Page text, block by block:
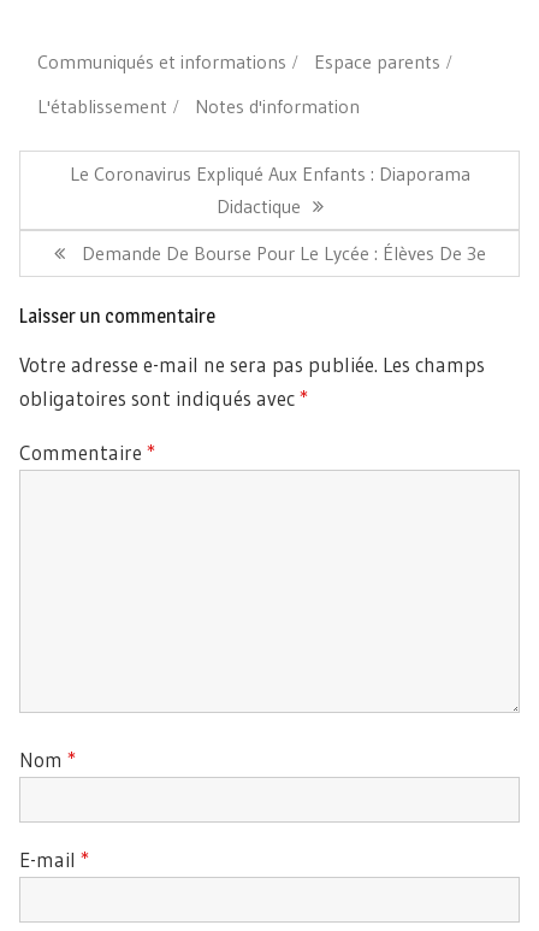
Communiqués et informations
Espace parents
L'établissement
Notes d'information
Article
Le Coronavirus Expliqué Aux Enfants : Diaporama
Didactique
Article
Suivant:
Demande De Bourse Pour Le Lycée : Élèves De 3e
Laisser un commentaire
Votre adresse e-mail ne sera pas publiée. Les champs
obligatoires sont indiqués avec*
Commentaire *
Nom *
E-mail *